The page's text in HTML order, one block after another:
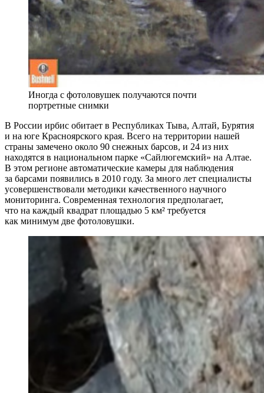
Иногда с фотоловушек получаются почти
портретные снимки
В России ирбис обитает в Республиках Тыва, Алтай, Бурятия
и на юге Красноярского края. Всего на территории нашей
страны замечено около 90 снежных барсов, и 24 из них
находятся в национальном парке «Сайлюгемский» на Алтае.
В этом регионе автоматические камеры для наблюдения
за барсами появились в 2010 году. За много лет специалисты
усовершенствовали методики качественного научного
мониторинга. Современная технология предполагает,
что на каждый квадрат площадью 5 км² требуется
как минимум две фотоловушки.